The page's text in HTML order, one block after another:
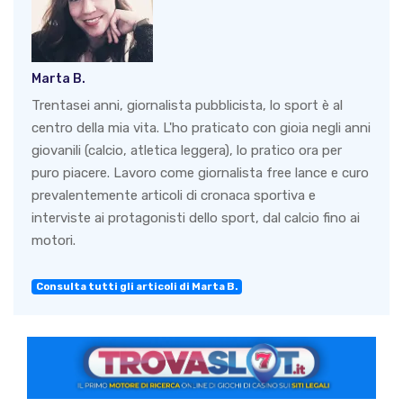
Marta B.
Trentasei anni, giornalista pubblicista, lo sport è al
centro della mia vita. L'ho praticato con gioia negli anni
giovanili (calcio, atletica leggera), lo pratico ora per
puro piacere. Lavoro come giornalista free lance e curo
prevalentemente articoli di cronaca sportiva e
interviste ai protagonisti dello sport, dal calcio fino ai
motori.
Consulta tutti gli articoli di Marta B.